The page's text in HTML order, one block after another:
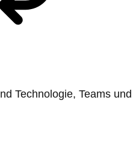
Technologie, Teams und